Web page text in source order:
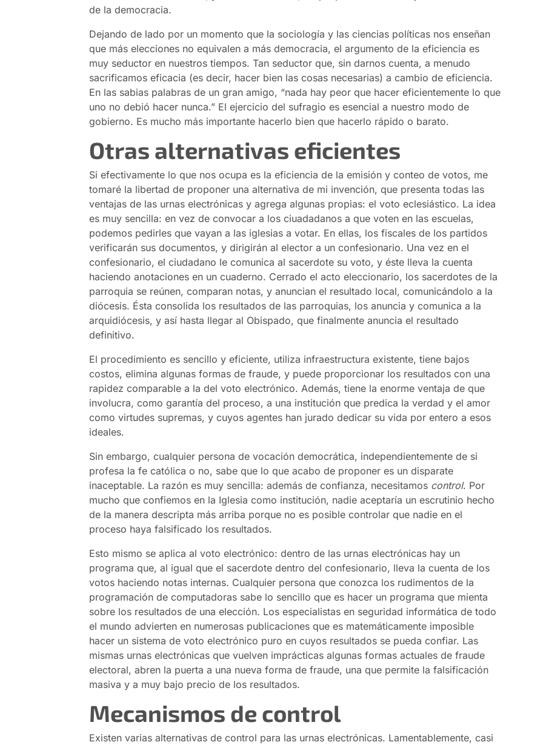
de la democracia.
Dejando de lado por un momento que la sociología y las ciencias políticas nos enseñan
que más elecciones no equivalen a más democracia, el argumento de la eficiencia es
muy seductor en nuestros tiempos. Tan seductor que, sin darnos cuenta, a menudo
sacrificamos eficacia (es decir, hacer bien las cosas necesarias) a cambio de eficiencia.
En las sabias palabras de un gran amigo, “nada hay peor que hacer eficientemente lo que
uno no debió hacer nunca.” El ejercicio del sufragio es esencial a nuestro modo de
gobierno. Es mucho más importante hacerlo bien que hacerlo rápido o barato.
Otras alternativas eficientes
Si efectivamente lo que nos ocupa es la eficiencia de la emisión y conteo de votos, me
tomaré la libertad de proponer una alternativa de mi invención, que presenta todas las
ventajas de las urnas electrónicas y agrega algunas propias: el voto eclesiástico. La idea
es muy sencilla: en vez de convocar a los ciuadadanos a que voten en las escuelas,
podemos pedirles que vayan a las iglesias a votar. En ellas, los fiscales de los partidos
verificarán sus documentos, y dirigirán al elector a un confesionario. Una vez en el
confesionario, el ciudadano le comunica al sacerdote su voto, y éste lleva la cuenta
haciendo anotaciones en un cuaderno. Cerrado el acto eleccionario, los sacerdotes de la
parroquia se reúnen, comparan notas, y anuncian el resultado local, comunicándolo a la
diócesis. Ésta consolida los resultados de las parroquias, los anuncia y comunica a la
arquidiócesis, y así hasta llegar al Obispado, que finalmente anuncia el resultado
definitivo.
El procedimiento es sencillo y eficiente, utiliza infraestructura existente, tiene bajos
costos, elimina algunas formas de fraude, y puede proporcionar los resultados con una
rapidez comparable a la del voto electrónico. Además, tiene la enorme ventaja de que
involucra, como garantía del proceso, a una institución que predica la verdad y el amor
como virtudes supremas, y cuyos agentes han jurado dedicar su vida por entero a esos
ideales.
Sin embargo, cualquier persona de vocación democrática, independientemente de si
profesa la fe católica o no, sabe que lo que acabo de proponer es un disparate
inaceptable. La razón es muy sencilla: además de confianza, necesitamos control. Por
mucho que confiemos en la Iglesia como institución, nadie aceptaría un escrutinio hecho
de la manera descripta más arriba porque no es posible controlar que nadie en el
proceso haya falsificado los resultados.
Esto mismo se aplica al voto electrónico: dentro de las urnas electrónicas hay un
programa que, al igual que el sacerdote dentro del confesionario, lleva la cuenta de los
votos haciendo notas internas. Cualquier persona que conozca los rudimentos de la
programación de computadoras sabe lo sencillo que es hacer un programa que mienta
sobre los resultados de una elección. Los especialistas en seguridad informática de todo
el mundo advierten en numerosas publicaciones que es matemáticamente imposible
hacer un sistema de voto electrónico puro en cuyos resultados se pueda confiar. Las
mismas urnas electrónicas que vuelven imprácticas algunas formas actuales de fraude
electoral, abren la puerta a una nueva forma de fraude, una que permite la falsificación
masiva y a muy bajo precio de los resultados.
Mecanismos de control
Existen varias alternativas de control para las urnas electrónicas. Lamentablemente, casi